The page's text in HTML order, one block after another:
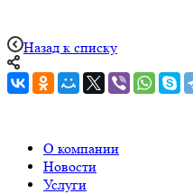
Назад к списку
О компании
Новости
Услуги